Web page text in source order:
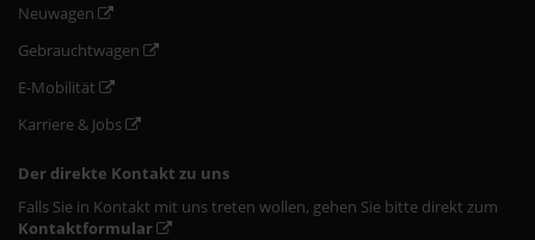
Neuwagen
Gebrauchtwagen
E-Mobilität
Karriere & Jobs
Der direkte Kontakt zu uns
Falls Sie in Kontakt mit uns treten wollen, gehen Sie bitte direkt zum
Kontaktformular